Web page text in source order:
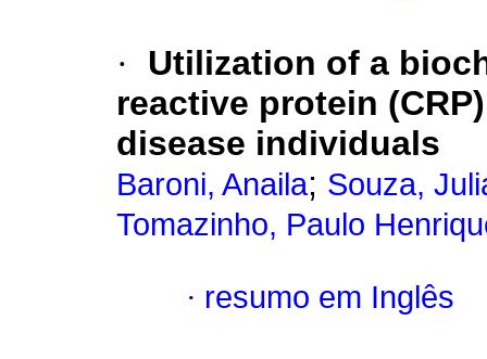
·
Utilization of a
reactive protein
disease individuals
Baroni, Anaila; Souza,
Tomazinho, Paulo
· resumo em Inglês